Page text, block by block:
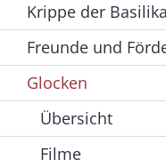
Krippe der Basilika
Freunde und
Glocken
Übersicht
Filme